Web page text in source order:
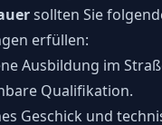
sollten Sie
erfüllen:
Ausbildung im
Qualifikation.
Geschick und